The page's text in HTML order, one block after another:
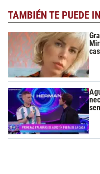
TAMBIÉN TE PUEDE